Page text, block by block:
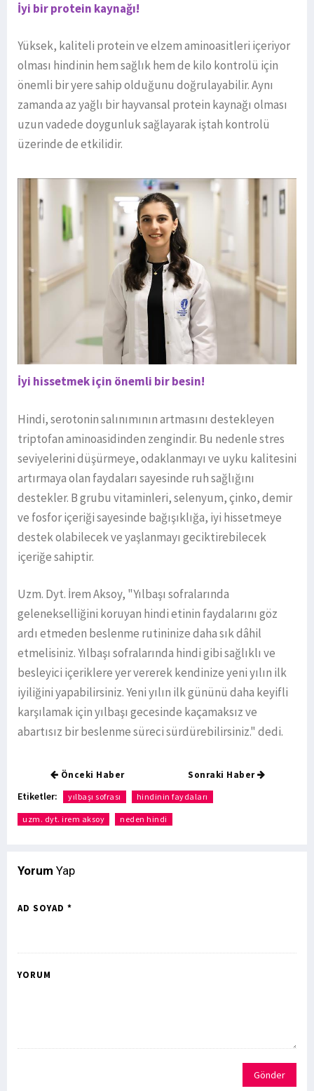
İyi bir protein kaynağı!
Yüksek, kaliteli protein ve elzem aminoasitleri içeriyor
olması hindinin hem sağlık hem de kilo kontrolü için
önemli bir yere sahip olduğunu doğrulayabilir. Aynı
zamanda az yağlı bir hayvansal protein kaynağı olması
uzun vadede doygunluk sağlayarak iştah kontrolü
üzerinde de etkilidir.
İyi hissetmek için önemli bir besin!
Hindi, serotonin salınımının artmasını destekleyen
triptofan aminoasidinden zengindir. Bu nedenle stres
seviyelerini düşürmeye, odaklanmayı ve uyku kalitesini
artırmaya olan faydaları sayesinde ruh sağlığını
destekler. B grubu vitaminleri, selenyum, çinko, demir
ve fosfor içeriği sayesinde bağışıklığa, iyi hissetmeye
destek olabilecek ve yaşlanmayı geciktirebilecek
içeriğe sahiptir.
Uzm. Dyt. İrem Aksoy, "Yılbaşı sofralarında
gelenekselliğini koruyan hindi etinin faydalarını göz
ardı etmeden beslenme rutininize daha sık dâhil
etmelisiniz. Yılbaşı sofralarında hindi gibi sağlıklı ve
besleyici içeriklere yer vererek kendinize yeni yılın ilk
iyiliğini yapabilirsiniz. Yeni yılın ilk gününü daha keyifli
karşılamak için yılbaşı gecesinde kaçamaksız ve
abartısız bir beslenme süreci sürdürebilirsiniz." dedi.
Önceki Haber Sonraki Haber
Etiketler: yılbaşı sofrası hindinin faydaları
uzm. dyt. irem aksoy neden hindi
Yorum Yap
AD SOYAD *
YORUM
Gönder